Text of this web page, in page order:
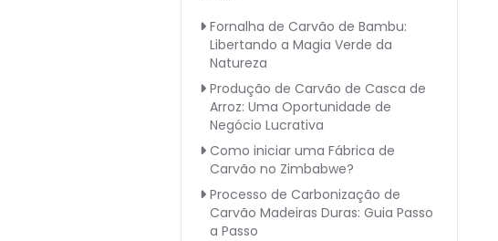
Fornalha de Carvão de Bambu:
Libertando a Magia Verde da
Natureza
Produção de Carvão de Casca de
Arroz: Uma Oportunidade de
Negócio Lucrativa
Como iniciar uma Fábrica de
Carvão no Zimbabwe?
Processo de Carbonização de
Carvão Madeiras Duras: Guia Passo
a Passo